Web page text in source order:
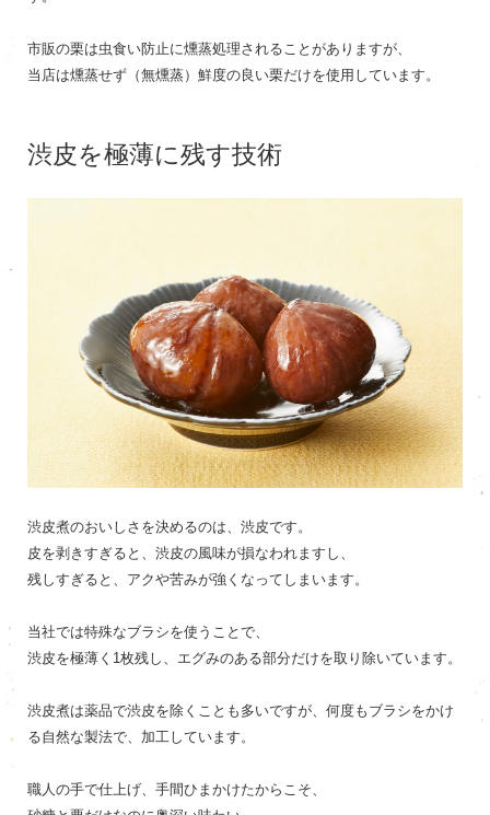
市販の栗は虫食い防止に燻蒸処理されることがありますが、
当店は燻蒸せず（無燻蒸）鮮度の良い栗だけを使用しています。
渋皮を極薄に残す技術
渋皮煮のおいしさを決めるのは、渋皮です。
皮を剥きすぎると、渋皮の風味が損なわれますし、
残しすぎると、アクや苦みが強くなってしまいます。
当社では特殊なブラシを使うことで、
渋皮を極薄く1枚残し、エグみのある部分だけを取り除いています。
渋皮煮は薬品で渋皮を除くことも多いですが、何度もブラシをかけ
る自然な製法で、加工しています。
職人の手で仕上げ、手間ひまかけたからこそ、